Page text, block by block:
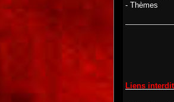
- Thèmes
Liens